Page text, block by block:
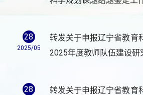
28
2025/05
转发关于申报辽宁省教育
2025年度教师队伍建设研
28
转发关于申报辽宁省教育